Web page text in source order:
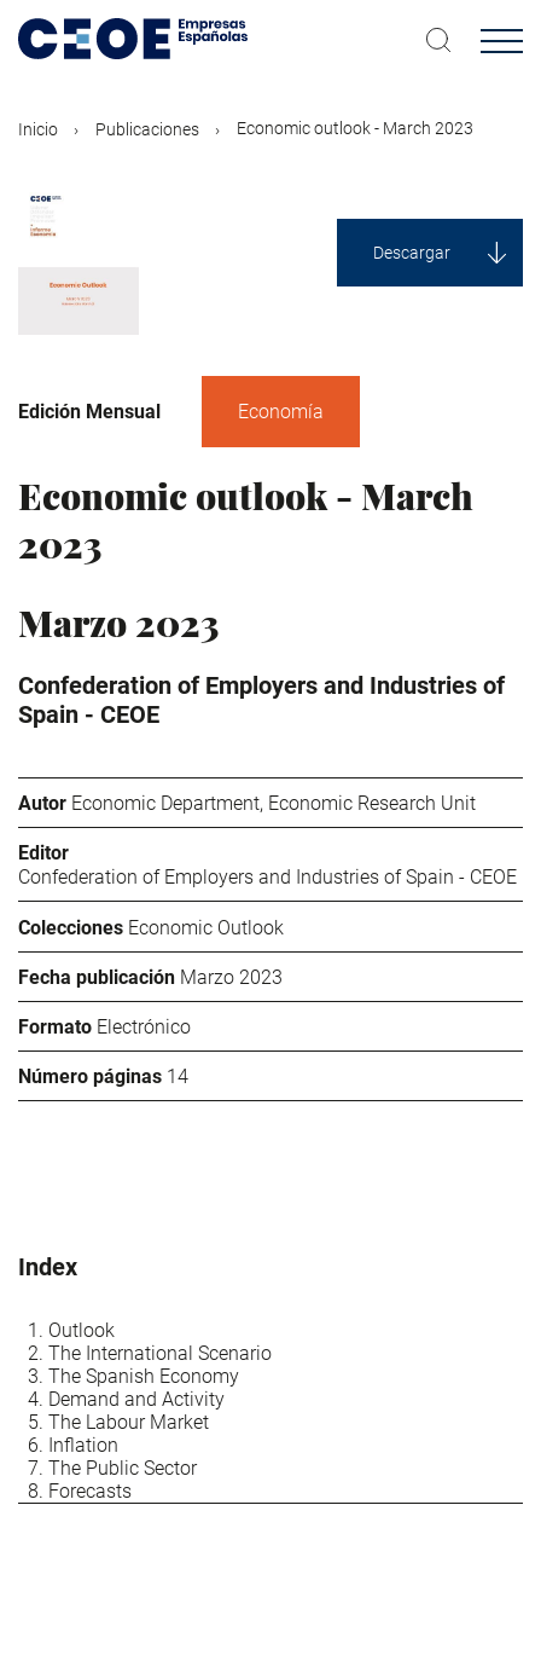
contenido
Inicio Publicaciones Economic outlook - March 2023
Descargar
Edición Mensual Economía
Economic outlook - March
2023
Marzo 2023
Confederation of Employers and Industries of
Spain - CEOE
Autor Economic Department, Economic Research Unit
Editor
Confederation of Employers and Industries of Spain - CEOE
Colecciones Economic Outlook
Fecha publicación Marzo 2023
Formato Electrónico
Número páginas 14
Index
Outlook
The International Scenario
The Spanish Economy
Demand and Activity
The Labour Market
Inflation
The Public Sector
Forecasts